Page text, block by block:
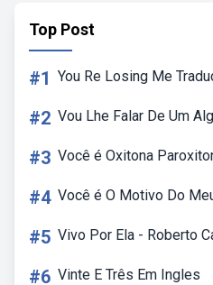
Top Post
#1 You Re Losing Me
#2 Vou Lhe Falar De Um
#3 Você é Oxitona
#4 Você é O Motivo Do
#5 Vivo Por Ela - Roberto
#6 Vinte E Três Em Ingles